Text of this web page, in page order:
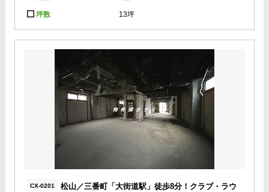
坪数 13坪
CX-0201
松山／三番町「大街道駅」徒歩8分！クラブ・ラウ